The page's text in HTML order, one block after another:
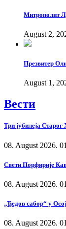
Митрополит
August 2,
Презвитер
August 1,
Вести
Три јубилеја
08. August 2026.
Свети Порфирије
08. August 2026.
„Ђедов сабор“ у
08. August 2026.